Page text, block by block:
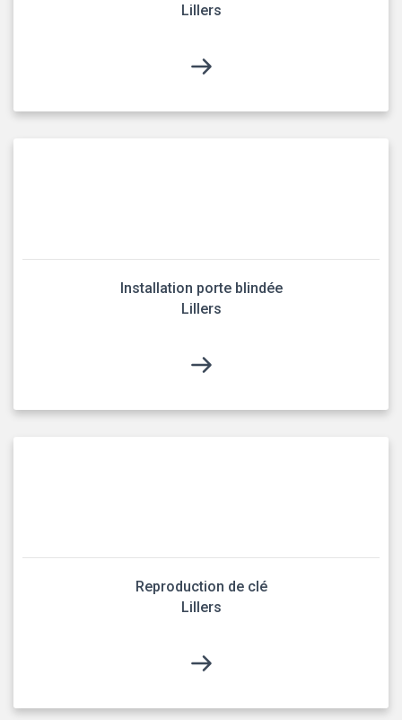
Lillers
Installation porte blindée
Lillers
Reproduction de clé
Lillers